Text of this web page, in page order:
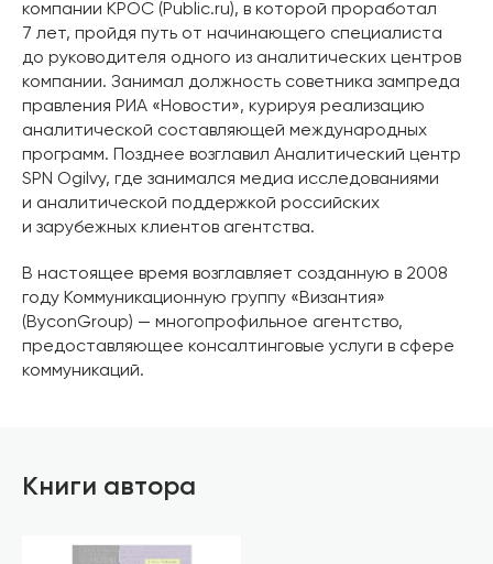
компании КРОС (Public.ru), в которой проработал
7 лет, пройдя путь от начинающего специалиста
до руководителя одного из аналитических центров
компании. Занимал должность советника зампреда
правления РИА «Новости», курируя реализацию
аналитической составляющей международных
программ. Позднее возглавил Аналитический центр
SPN Ogilvy, где занимался медиа исследованиями
и аналитической поддержкой российских
и зарубежных клиентов агентства.
В настоящее время возглавляет созданную в 2008
году Коммуникационную группу «Византия»
(ByconGroup) — многопрофильное агентство,
предоставляющее консалтинговые услуги в сфере
коммуникаций.
Книги автора